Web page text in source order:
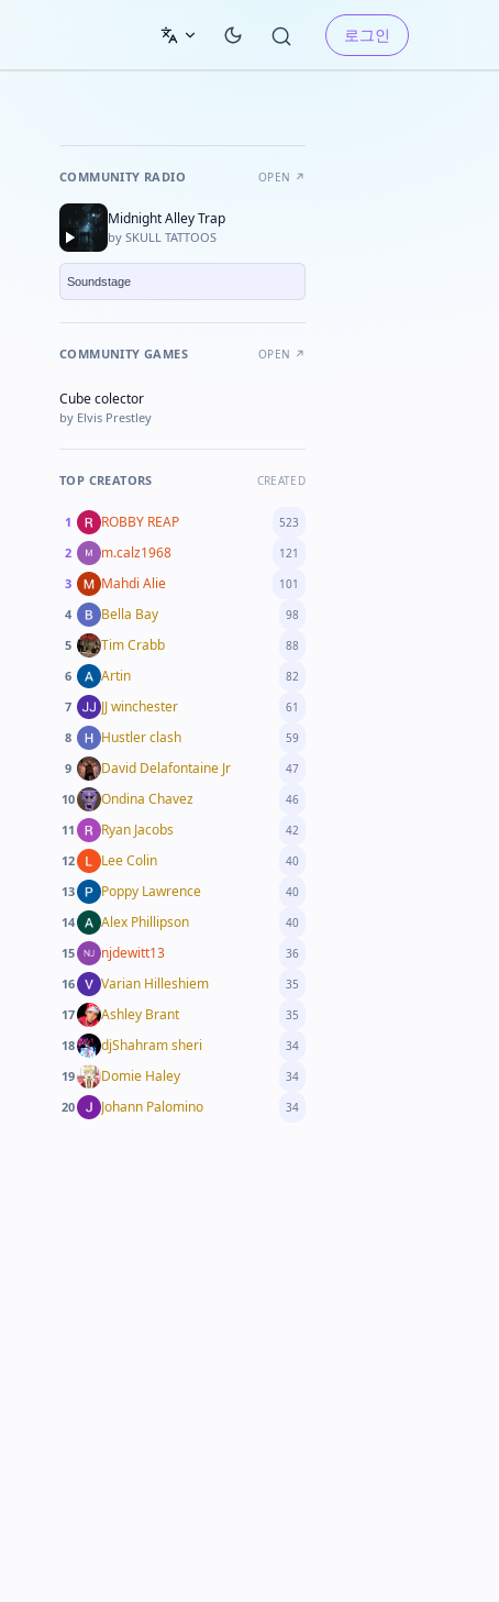
로그인
COMMUNITY RADIO OPEN ↗
Midnight Alley Trap
by SKULL TATTOOS
COMMUNITY GAMES OPEN ↗
★ FEATURED
Cube colector
by Elvis Prestley
TOP CREATORS CREATED
1 ROBBY REAP 523
2 m.calz1968 121
3 Mahdi Alie 101
4 Bella Bay 98
5 Tim Crabb 88
6 Artin 82
7 JJ winchester 61
8 Hustler clash 59
9 David Delafontaine Jr 47
10 Ondina Chavez 46
11 Ryan Jacobs 42
12 Lee Colin 40
13 Poppy Lawrence 40
14 Alex Phillipson 40
15 njdewitt13 36
16 Varian Hilleshiem 35
17 Ashley Brant 35
18 djShahram sheri 34
19 Domie Haley 34
20 Johann Palomino 34